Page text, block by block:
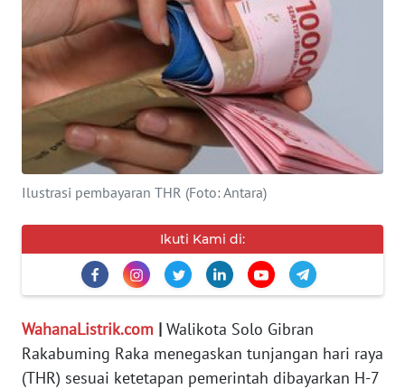
Ilustrasi pembayaran THR (Foto: Antara)
Ikuti Kami di:
WahanaListrik.com | Walikota Solo Gibran
Rakabuming Raka menegaskan tunjangan hari raya
(THR) sesuai ketetapan pemerintah dibayarkan H-7
SERBA-
SERBI
Informasi
INDEKS
BERITA
KAMI
IKLAN
TENTANG
KAMI